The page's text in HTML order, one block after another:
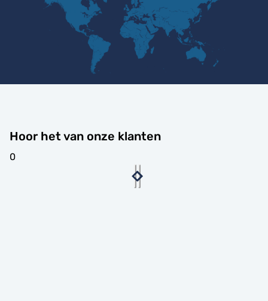
Hoor het van onze klanten
0